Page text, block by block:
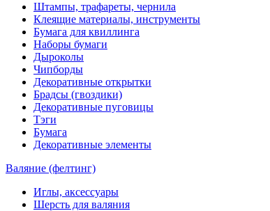
Штампы, трафареты, чернила
Клеящие материалы, инструменты
Бумага для квиллинга
Наборы бумаги
Дыроколы
Чипборды
Декоративные открытки
Брадсы (гвоздики)
Декоративные пуговицы
Тэги
Бумага
Декоративные элементы
Валяние (фелтинг)
Иглы, аксессуары
Шерсть для валяния